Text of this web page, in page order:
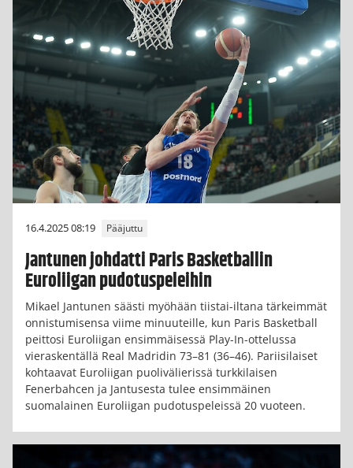
16.4.2025 08:19 Pääjuttu
Jantunen johdatti Paris Basketballin
Euroliigan pudotuspeleihin
Mikael Jantunen säästi myöhään tiistai-iltana tärkeimmät
onnistumisensa viime minuuteille, kun Paris Basketball
peittosi Euroliigan ensimmäisessä Play-In-ottelussa
vieraskentällä Real Madridin 73–81 (36–46). Pariisilaiset
kohtaavat Euroliigan puolivälierissä turkkilaisen
Fenerbahcen ja Jantusesta tulee ensimmäinen
suomalainen Euroliigan pudotuspeleissä 20 vuoteen.